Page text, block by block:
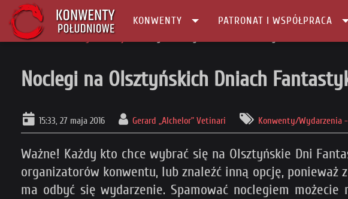
KONWENTY PATRONAT I WSPÓŁPRACA
Główna
Noclegi na Olsztyńskich Dniach
15:33, 27 maja 2016 Gerard „Alchelor” Vetinari Konwenty/Wydarzenia
Ważne! Każdy kto chce wybrać się na Olsztyńskie Dni
organizatorów konwentu, lub znaleźć inną opcję, ponieważ
ma odbyć się wydarzenie. Spamować noclegiem możecie